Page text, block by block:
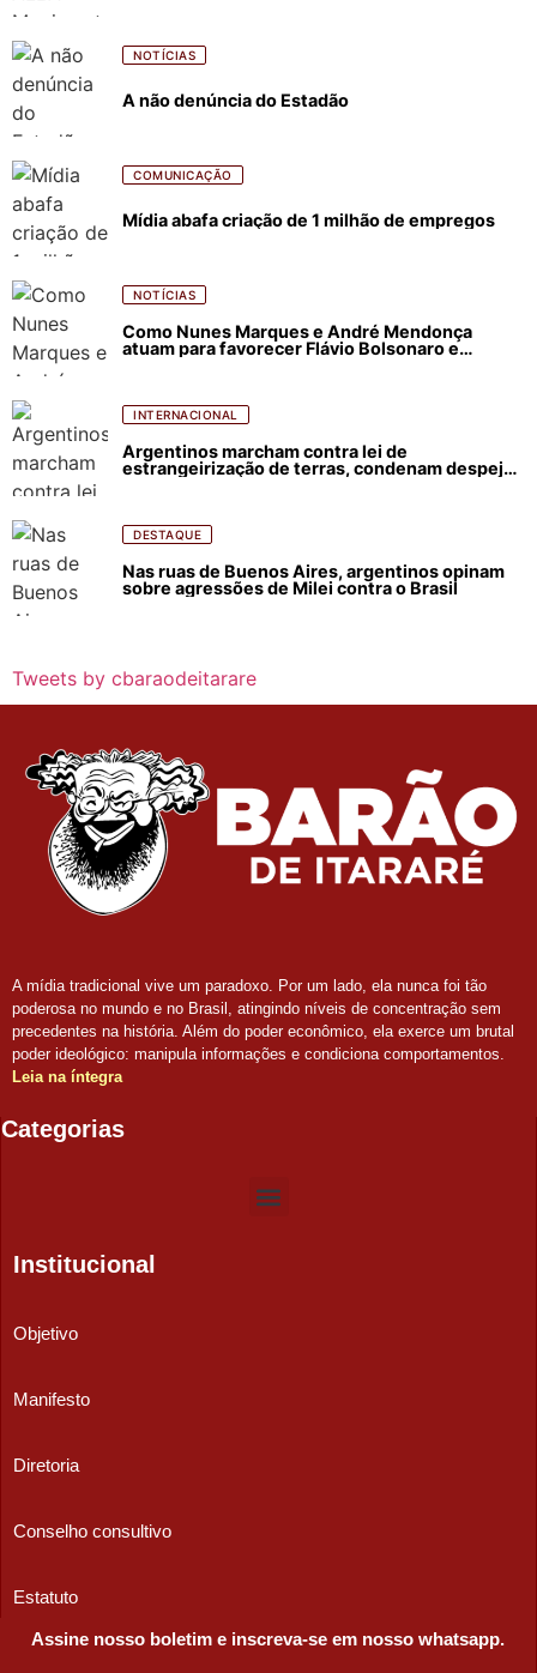
NOTÍCIAS
A não denúncia do Estadão
COMUNICAÇÃO
Mídia abafa criação de 1 milhão de empregos
NOTÍCIAS
Como Nunes Marques e André Mendonça
atuam para favorecer Flávio Bolsonaro e
INTERNACIONAL
Argentinos marcham contra lei de
estrangeirização de terras, condenam despejos
DESTAQUE
Nas ruas de Buenos Aires, argentinos opinam
sobre agressões de Milei contra o Brasil
Tweets by cbaraodeitarare
A mídia tradicional vive um paradoxo. Por um lado, ela nunca foi tão
poderosa no mundo e no Brasil, atingindo níveis de concentração sem
precedentes na história. Além do poder econômico, ela exerce um brutal
poder ideológico: manipula informações e condiciona comportamentos.
Leia na íntegra
Categorias
Institucional
Objetivo
Manifesto
Diretoria
Conselho consultivo
Estatuto
Assine nosso boletim e inscreva-se em nosso whatsapp.